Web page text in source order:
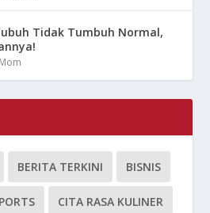
Tidak Tumbuh Normal,
Mom
BERITA TERKINI BISNIS
CITA RASA KULINER